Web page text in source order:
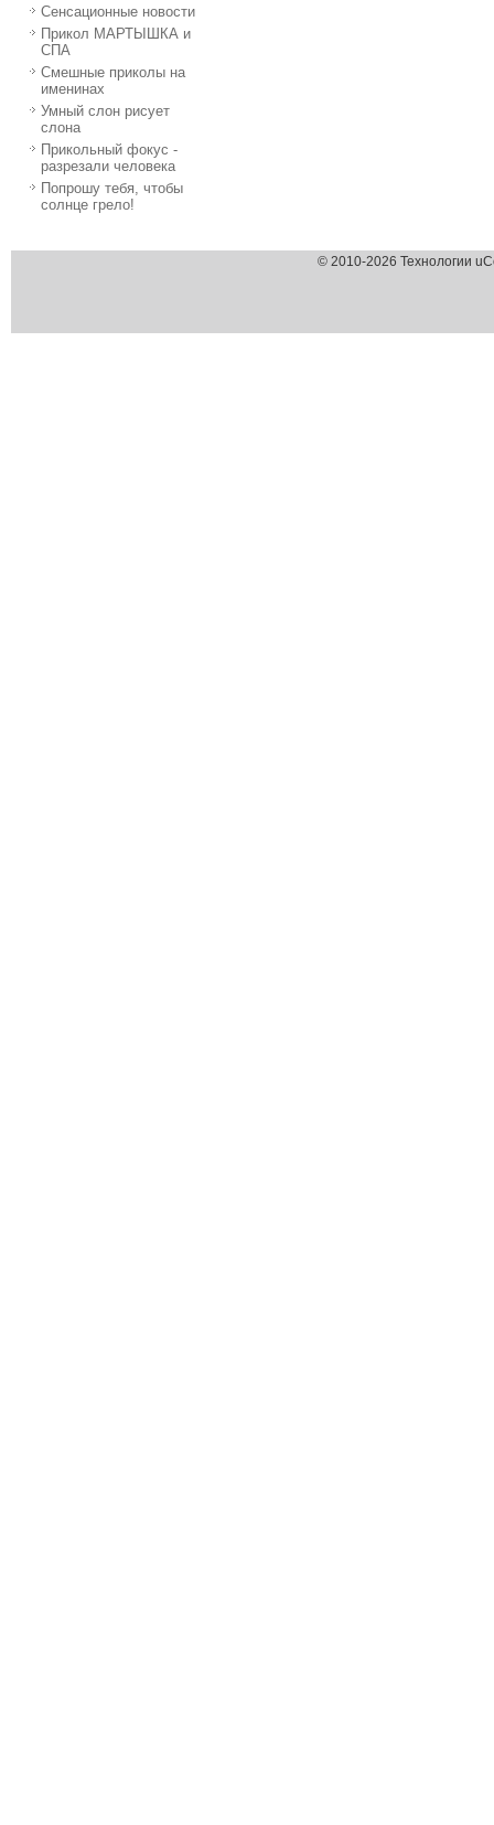
Сенсационные новости
Прикол МАРТЫШКА и
СПА
Смешные приколы на
именинах
Умный слон рисует
слона
Прикольный фокус -
разрезали человека
Попрошу тебя, чтобы
солнце грело!
© 2010-2026 Технологии